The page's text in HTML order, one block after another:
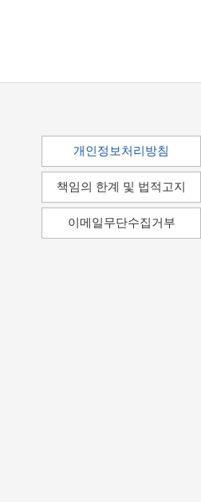
개인정보처리방침
책임의 한계 및 법적고지
이메일무단수집거부